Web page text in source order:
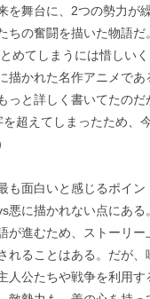
を舞台に、2つの勢力が
ちの奮闘を描いた物語だ。
めてしまうには惜しい
描かれた名作アニメであ
っと詳しく書いてたのだ
超えてしまったため、
も面白いと感じるポイ
悪に描かれない点にある。
が進むため、ストーリ
れることはある。だが、
人公たちや戦争を利用